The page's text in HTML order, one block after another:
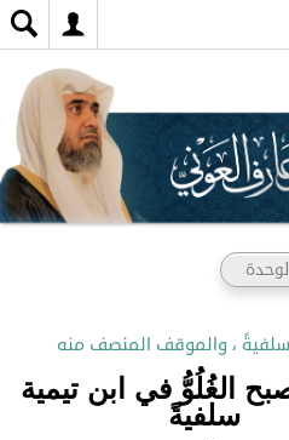
سلفيةً ، والموقف المنصف منه
الغُلُوُّ في ابن تيمية
سلفيةً